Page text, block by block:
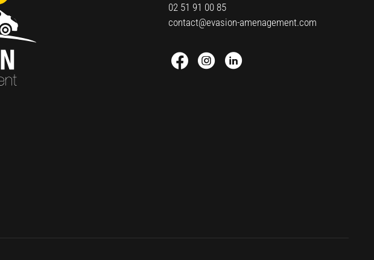
02 51 91 00 85
contact@evasion-amenagement.com
Facebook : Round
Instagram : Round
Linkedin : Round